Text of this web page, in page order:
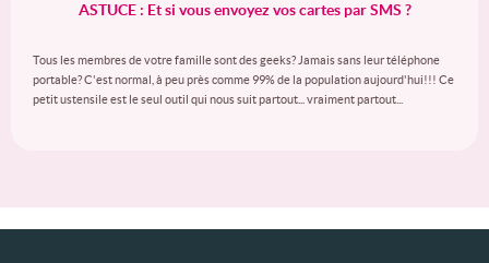
ASTUCE : Et si vous envoyez vos cartes par SMS ?
Tous les membres de votre famille sont des geeks? Jamais sans leur téléphone
portable? C'est normal, à peu près comme 99% de la population aujourd'hui!!! Ce
petit ustensile est le seul outil qui nous suit partout... vraiment partout...